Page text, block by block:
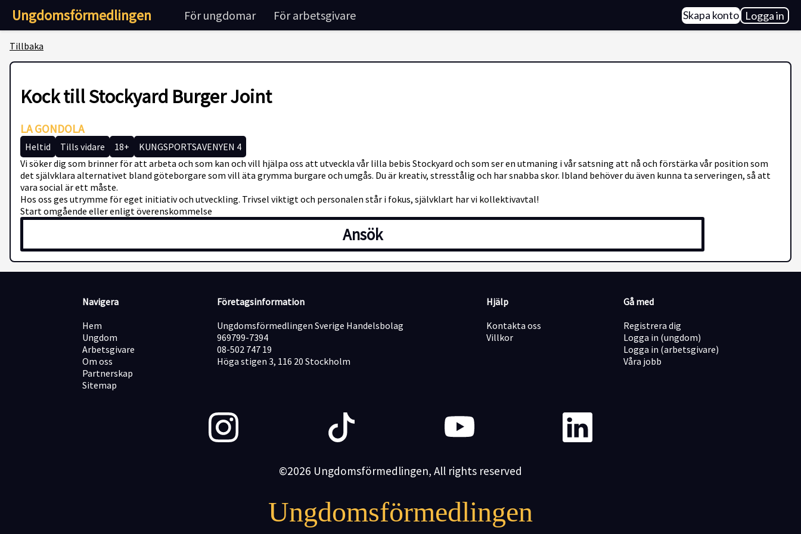
Ungdomsförmedlingen För ungdomar För arbetsgivare Skapa konto Logga in
Tillbaka
Kock till Stockyard Burger Joint
LA GONDOLA
Heltid Tills vidare 18+
KUNGSPORTSAVENYEN 4
Vi söker dig som brinner för att arbeta och som kan och vill hjälpa oss att utveckla vår lilla bebis Stockyard och som ser en utmaning i vår satsning att nå och förstärka vår position som
det självklara alternativet bland göteborgare som vill äta grymma burgare och umgås. Du är kreativ, stresstålig och har snabba skor. Ibland behöver du även kunna ta serveringen, så att
vara social är ett måste.
Hos oss ges utrymme för eget initiativ och utveckling. Trivsel viktigt och personalen står i fokus, självklart har vi kollektivavtal!
Start omgående eller enligt överenskommelse
Ansök
Navigera
Hem
Ungdom
Arbetsgivare
Om oss
Partnerskap
Sitemap
Företagsinformation
Ungdomsförmedlingen Sverige Handelsbolag
969799-7394
08-502 747 19
Höga stigen 3, 116 20 Stockholm
Hjälp
Kontakta oss
Villkor
Gå med
Registrera dig
Logga in (ungdom)
Logga in (arbetsgivare)
Våra jobb
©2026 Ungdomsförmedlingen, All rights reserved
Ungdomsförmedlingen